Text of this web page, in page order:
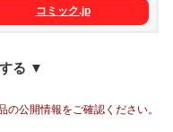
コミック.jp
る ▼
公開情報をご確認ください。